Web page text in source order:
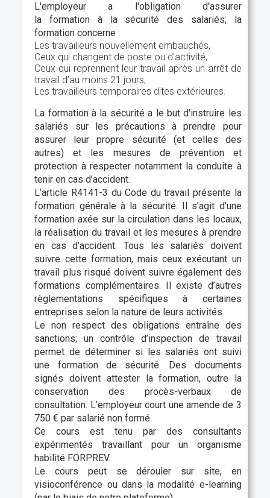
L'employeur a l'obligation d'assurer
laformation à la sécurité des salariés; la
formation concerne :
Les travailleurs nouvellement embauchés,
Ceux qui changent de poste ou d'activité,
Ceux qui reprennent leur travail après un arrêt de
travail d’au moins 21 jours,
Les travailleurs temporaires dites extérieures.
La formation à la sécurité a le but d'instruire les
salariés sur les précautions à prendre pour
assurer leur propre sécurité (et celles des
autres) et les mesures de prévention et
protection à respecter notamment la conduite à
tenir en cas d’accident.
L’article R4141-3 du Code du travail présente la
formation générale à la sécurité. Il s’agit d’une
formation axée sur la circulation dans les locaux,
la réalisation du travail et les mesures à prendre
en cas d’accident. Tous les salariés doivent
suivre cette formation, mais ceux exécutant un
travail plus risqué doivent suivre également des
formations complémentaires. Il existe d’autres
règlementations spécifiques à certaines
entreprises selon la nature de leurs activités.
Le non respect des obligations entraîne des
sanctions; un contrôle d’inspection de travail
permet de déterminer si les salariés ont suivi
une formation de sécurité. Des documents
signés doivent attester la formation, outre la
conservation des procès-verbaux de
consultation. L’employeur court une amende de 3
750 € par salarié non formé.
Ce cours est tenu par des consultants
expérimentés travaillant pour un organisme
habilité FORPREV.
Le cours peut se dérouler sur site, en
visioconférence ou dans la modalité e-learning